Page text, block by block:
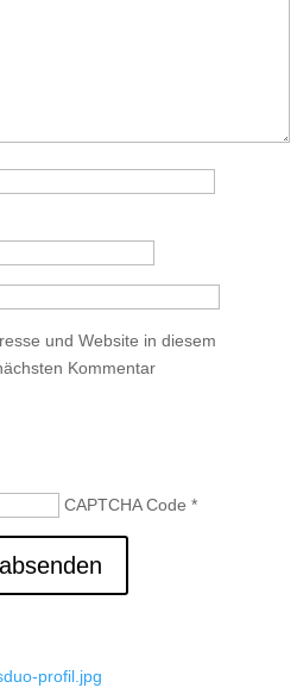
und Website in diesem
Kommentar
CAPTCHA Code *